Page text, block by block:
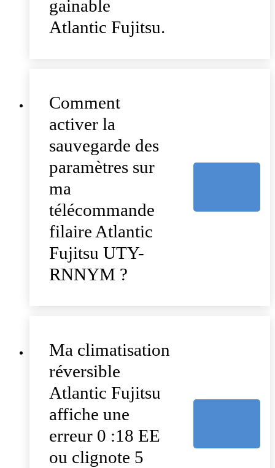
gainable
Atlantic Fujitsu.
Comment
activer la
sauvegarde des
paramètres sur
ma
télécommande
filaire Atlantic
Fujitsu UTY-
RNNYM ?
Ma climatisation
réversible
Atlantic Fujitsu
affiche une
erreur 0 :18 EE
ou clignote 5